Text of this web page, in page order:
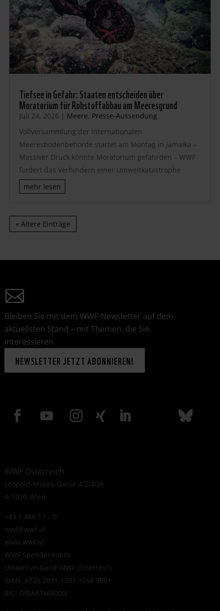
Tiefsee in Gefahr: Staaten entscheiden über
Moratorium für Rohstoffabbau am Meeresgrund
Juli 24, 2026 | Meere, Presse-Aussendung
Vollversammlung der internationalen
Meeresbodenbehörde startet am Montag in Jamaika –
Massiver Druck könnte Moratorium gefährden – WWF
fordert das Verhindern einer Umweltkatastrophe
mehr lesen
« Ältere Einträge
Bleiben Sie mit dem WWF-Newsletter auf dem
aktuellsten Stand – mit Themen, die Sie
interessieren.
NEWSLETTER JETZT ABONNIEREN!
WWF Österreich
Leopold-Moses-Gasse 4/2/40A
A-1020 Wien
+43 1 488 17 – 0
wwf@wwf.at
www.wwf.at
WWF Spendenkonto
Umweltverband WWF Österreich
IBAN: AT26 2011 1291 1268 3901
BIC: GIBAATWWXXX